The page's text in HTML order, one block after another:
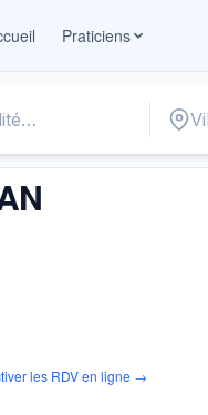
Praticiens
les RDV en ligne →